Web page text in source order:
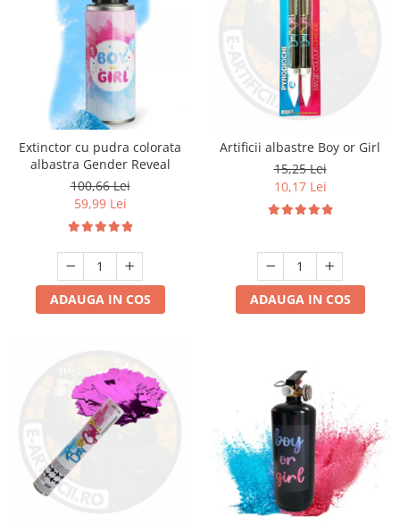
Extinctor cu pudra colorata
albastra Gender Reveal
100,66 Lei
59,99 Lei
ADAUGA IN COS
Artificii albastre Boy or Girl
15,25 Lei
10,17 Lei
ADAUGA IN COS